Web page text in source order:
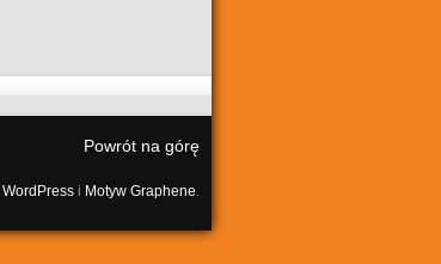
Powrót na górę
WordPress i Motyw Graphene